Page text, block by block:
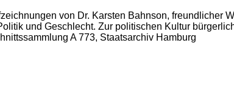
von Dr. Karsten Bahnson, freundlicher
und Geschlecht. Zur politischen Kultur
A 773, Staatsarchiv Hamburg